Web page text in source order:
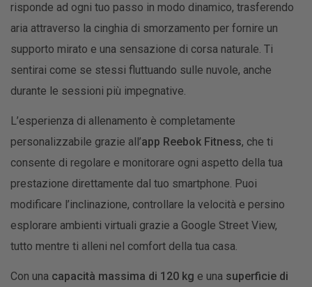
risponde ad ogni tuo passo in modo dinamico, trasferendo
aria attraverso la cinghia di smorzamento per fornire un
supporto mirato e una sensazione di corsa naturale. Ti
sentirai come se stessi fluttuando sulle nuvole, anche
durante le sessioni più impegnative.
L’esperienza di allenamento è completamente
personalizzabile grazie all’app Reebok Fitness, che ti
consente di regolare e monitorare ogni aspetto della tua
prestazione direttamente dal tuo smartphone. Puoi
modificare l’inclinazione, controllare la velocità e persino
esplorare ambienti virtuali grazie a Google Street View,
tutto mentre ti alleni nel comfort della tua casa.
Con una capacità massima di 120 kg e una superficie di